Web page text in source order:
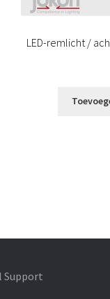
LED-remlicht /
Support